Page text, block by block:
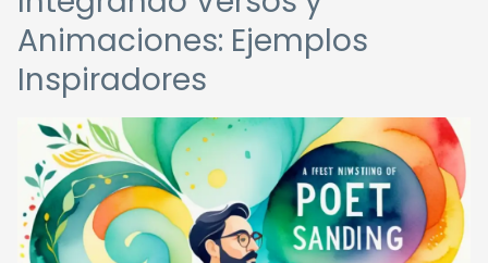
Animaciones: Ejemplos
Inspiradores